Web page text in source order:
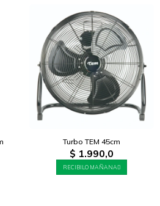
Turbo TEM 45cm
$ 1.990,0
RECIBILO MAÑANA